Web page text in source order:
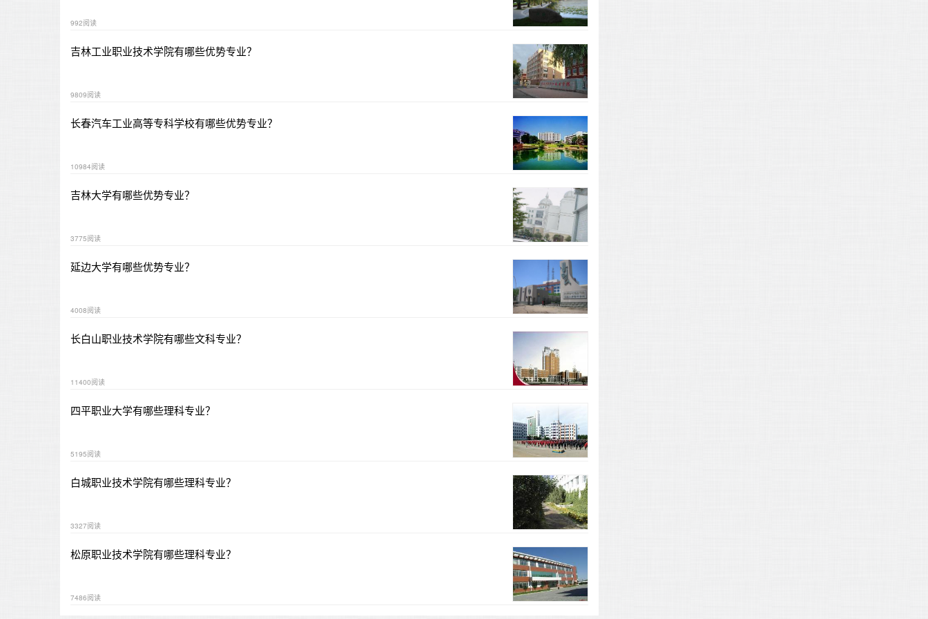
992阅读
吉林工业职业技术学院有哪些优势专业？
9809阅读
长春汽车工业高等专科学校有哪些优势专业？
10984阅读
吉林大学有哪些优势专业？
3775阅读
延边大学有哪些优势专业？
4008阅读
长白山职业技术学院有哪些文科专业？
11400阅读
四平职业大学有哪些理科专业？
5195阅读
白城职业技术学院有哪些理科专业？
3327阅读
松原职业技术学院有哪些理科专业？
7486阅读